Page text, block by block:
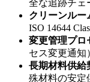
全な追跡チェ
クリーンルー
ISO 14644
変更管理プロ
セス変更通知
長期材料供給
殊材料の安定